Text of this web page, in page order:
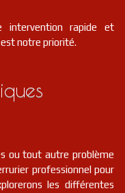
intervention rapide et
notre priorité.
ou tout autre problème
professionnel pour
les différentes